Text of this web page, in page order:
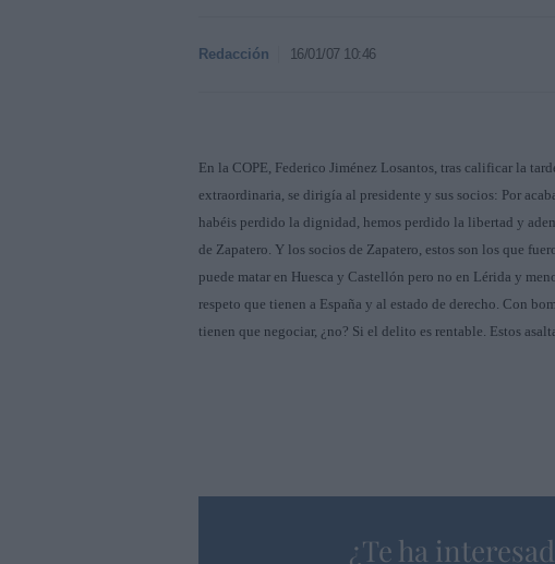
Redacción 16/01/07 10:46
En la COPE, Federico Jiménez Losantos, tras calificar la
extraordinaria, se dirigía al presidente y sus socios: Por
habéis perdido la dignidad, hemos perdido la libertad y
de Zapatero. Y los socios de Zapatero, estos son los que
puede matar en Huesca y Castellón pero no en Lérida y
respeto que tienen a España y al estado de derecho. Con
tienen que negociar, ¿no? Si el delito es rentable. Estos
¿Te ha